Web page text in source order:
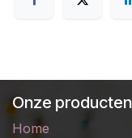
Onze
Home